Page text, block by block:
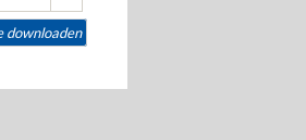
downloaden